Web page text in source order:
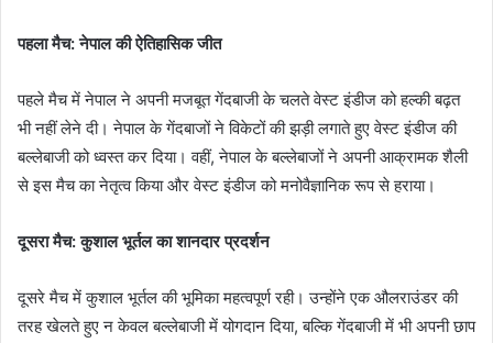
पहला मैच: नेपाल की ऐतिहासिक जीत
पहले मैच में नेपाल ने अपनी मजबूत गेंदबाजी के चलते वेस्ट इंडीज को हल्की बढ़त
भी नहीं लेने दी। नेपाल के गेंदबाजों ने विकेटों की झड़ी लगाते हुए वेस्ट इंडीज की
बल्लेबाजी को ध्वस्त कर दिया। वहीं, नेपाल के बल्लेबाजों ने अपनी आक्रामक शैली
से इस मैच का नेतृत्व किया और वेस्ट इंडीज को मनोवैज्ञानिक रूप से हराया।
दूसरा मैच: कुशाल भूर्तल का शानदार प्रदर्शन
दूसरे मैच में कुशाल भूर्तल की भूमिका महत्वपूर्ण रही। उन्होंने एक औलराउंडर की
तरह खेलते हुए न केवल बल्लेबाजी में योगदान दिया, बल्कि गेंदबाजी में भी अपनी छाप